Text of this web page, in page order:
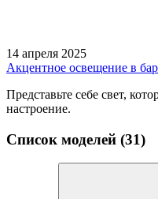
14 апреля 2025
Акцентное освещение в
Представьте себе свет,
настроение.
Список моделей (31)